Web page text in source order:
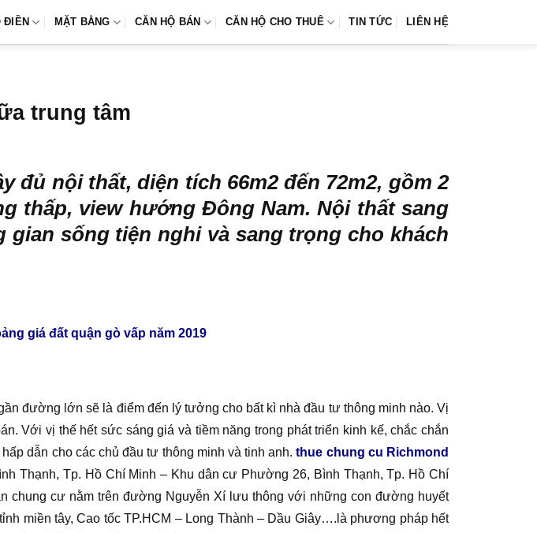
ĐIỀN MẶT BẰNG CĂN HỘ BÁN CĂN HỘ CHO THUÊ TIN TỨC LIÊN HỆ
trung tâm
đủ nội thất, diện tích 66m2 đến 72m2, gồm 2
thấp, view hướng Đông Nam. Nội thất sang
sống tiện nghi và sang trọng cho khách
giá đất quận gò vấp năm 2019
đường lớn sẽ là điểm đến lý tưởng cho bất kì nhà đầu tư thông minh nào. Vị
Với vị thế hết sức sáng giá và tiềm năng trong phát triển kinh kế, chắc chắn
dẫn cho các chủ đầu tư thông minh và tinh anh.thue chung cu Richmond
Thạnh, Tp. Hồ Chí Minh – Khu dân cư Phường 26, Bình Thạnh, Tp. Hồ Chí
chung cư nằm trên đường Nguyễn Xí lưu thông với những con đường huyết
miền tây, Cao tốc TP.HCM – Long Thành – Dầu Giây….là phương pháp hết